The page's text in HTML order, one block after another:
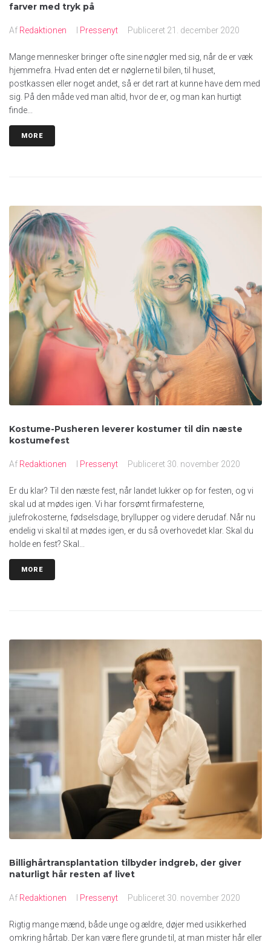
farver med tryk på
Af Redaktionen I Pressenyt Publiceret 21. december 2020
Mange mennesker bringer ofte sine nøgler med sig, når de er væk
hjemmefra. Hvad enten det er nøglerne til bilen, til huset,
postkassen eller noget andet, så er det rart at kunne have dem med
sig. På den måde ved man altid, hvor de er, og man kan hurtigt
finde...
MORE
Kostume-Pusheren leverer kostumer til din næste
kostumefest
Af Redaktionen I Pressenyt Publiceret 30. november 2020
Er du klar? Til den næste fest, når landet lukker op for festen, og vi
skal ud at mødes igen. Vi har forsømt firmafesterne,
julefrokosterne, fødselsdage, bryllupper og videre derudaf. Når nu
endelig vi skal til at mødes igen, er du så overhovedet klar. Skal du
holde en fest? Skal...
MORE
Billighårtransplantation tilbyder indgreb, der giver
naturligt hår resten af livet
Af Redaktionen I Pressenyt Publiceret 30. november 2020
Rigtig mange mænd, både unge og ældre, døjer med usikkerhed
omkring hårtab. Der kan være flere grunde til, at man mister hår eller